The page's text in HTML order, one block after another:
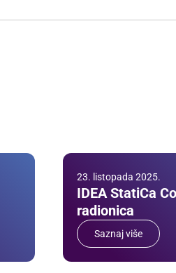
23. listopada 2025.
IDEA StatiCa
radionica
Saznaj više